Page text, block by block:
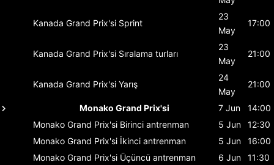
Kanada Grand Prix'si Sprint
23
May
17:00
Kanada Grand Prix'si Sıralama turları
23
May
21:00
Kanada Grand Prix'si Yarış
24
May
21:00
Monako Grand Prix'si 7 Jun
14:00
Monako Grand Prix'si Birinci antrenman 5 Jun
12:30
Monako Grand Prix'si İkinci antrenman 5 Jun
16:00
Monako Grand Prix'si Üçüncü antrenman 6 Jun
11:30